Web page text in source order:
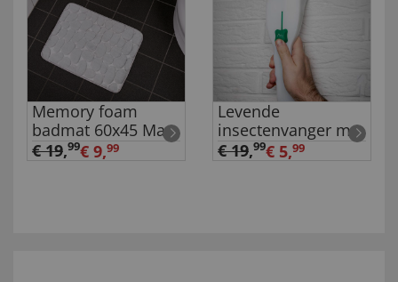
Memory foam
badmat 60x45 Maat
1
€ 19,99€ 9,99
Levende
insectenvanger met
vergrootglas
€ 19,99€ 5,99